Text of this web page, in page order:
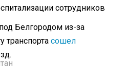
сотрудников
Белгородом из-за
транспортасошел